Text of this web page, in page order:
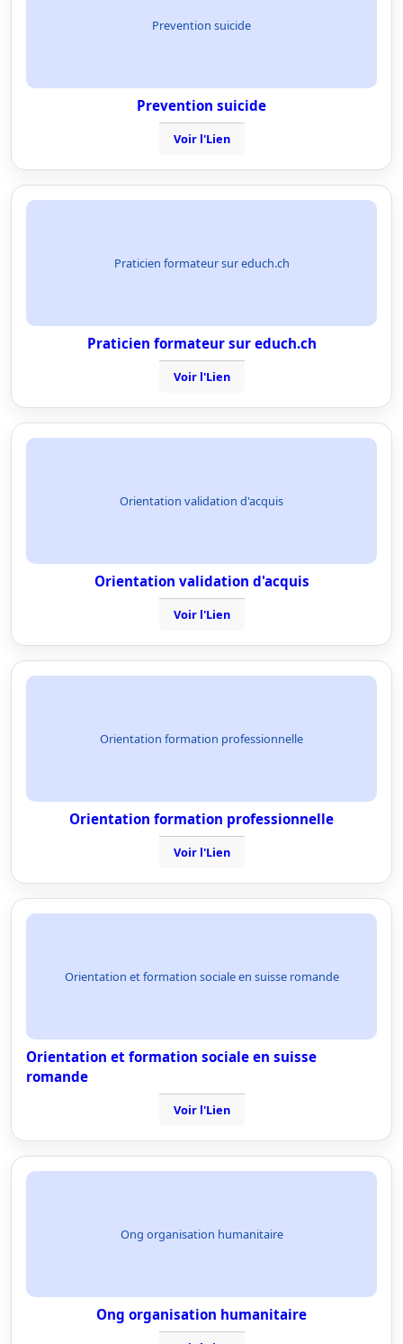
Prevention suicide
Prevention suicide
Voir l'Lien
Praticien formateur sur educh.ch
Praticien formateur sur educh.ch
Voir l'Lien
Orientation validation d'acquis
Orientation validation d'acquis
Voir l'Lien
Orientation formation professionnelle
Orientation formation professionnelle
Voir l'Lien
Orientation et formation sociale en suisse romande
Orientation et formation sociale en suisse
romande
Voir l'Lien
Ong organisation humanitaire
Ong organisation humanitaire